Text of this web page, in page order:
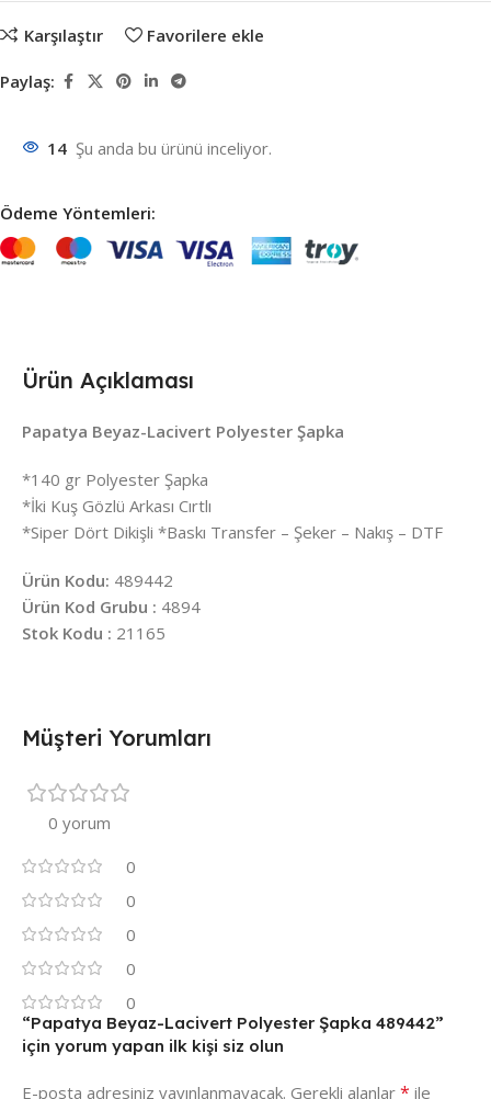
Karşılaştır Favorilere ekle
Paylaş:
14 Şu anda bu ürünü inceliyor.
Ödeme Yöntemleri:
Ürün Açıklaması
Papatya Beyaz-Lacivert Polyester Şapka
*140 gr Polyester Şapka
*İki Kuş Gözlü Arkası Cırtlı
*Siper Dört Dikişli *Baskı Transfer – Şeker – Nakış – DTF
Ürün Kodu: 489442
Ürün Kod Grubu : 4894
Stok Kodu : 21165
Müşteri Yorumları
0 yorum
0
0
0
0
0
“Papatya Beyaz-Lacivert Polyester Şapka 489442”
için yorum yapan ilk kişi siz olun
E-posta adresiniz yayınlanmayacak. Gerekli alanlar * ile